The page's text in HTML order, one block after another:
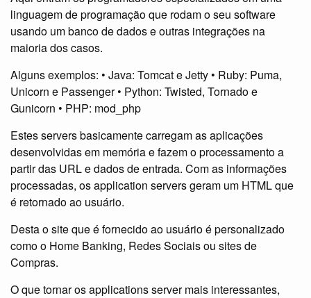
linguagem de programação que rodam o seu software
usando um banco de dados e outras integrações na
maioria dos casos.
Alguns exemplos: • Java: Tomcat e Jetty • Ruby: Puma,
Unicorn e Passenger • Python: Twisted, Tornado e
Gunicorn • PHP: mod_php
Estes servers basicamente carregam as aplicações
desenvolvidas em memória e fazem o processamento a
partir das URL e dados de entrada. Com as informações
processadas, os application servers geram um HTML que
é retornado ao usuário.
Desta o site que é fornecido ao usuário é personalizado
como o Home Banking, Redes Sociais ou sites de
Compras.
O que tornar os applications server mais interessantes,